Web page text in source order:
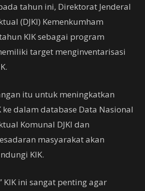
tahun ini, Direktorat Jenderal
(DJKI) Kemenkumham
KIK sebagai program
target menginventarisasi
itu untuk meningkatkan
ke dalam database Data Nasional
Komunal DJKI dan
masyarakat akan
KIK.
KIK ini sangat penting agar